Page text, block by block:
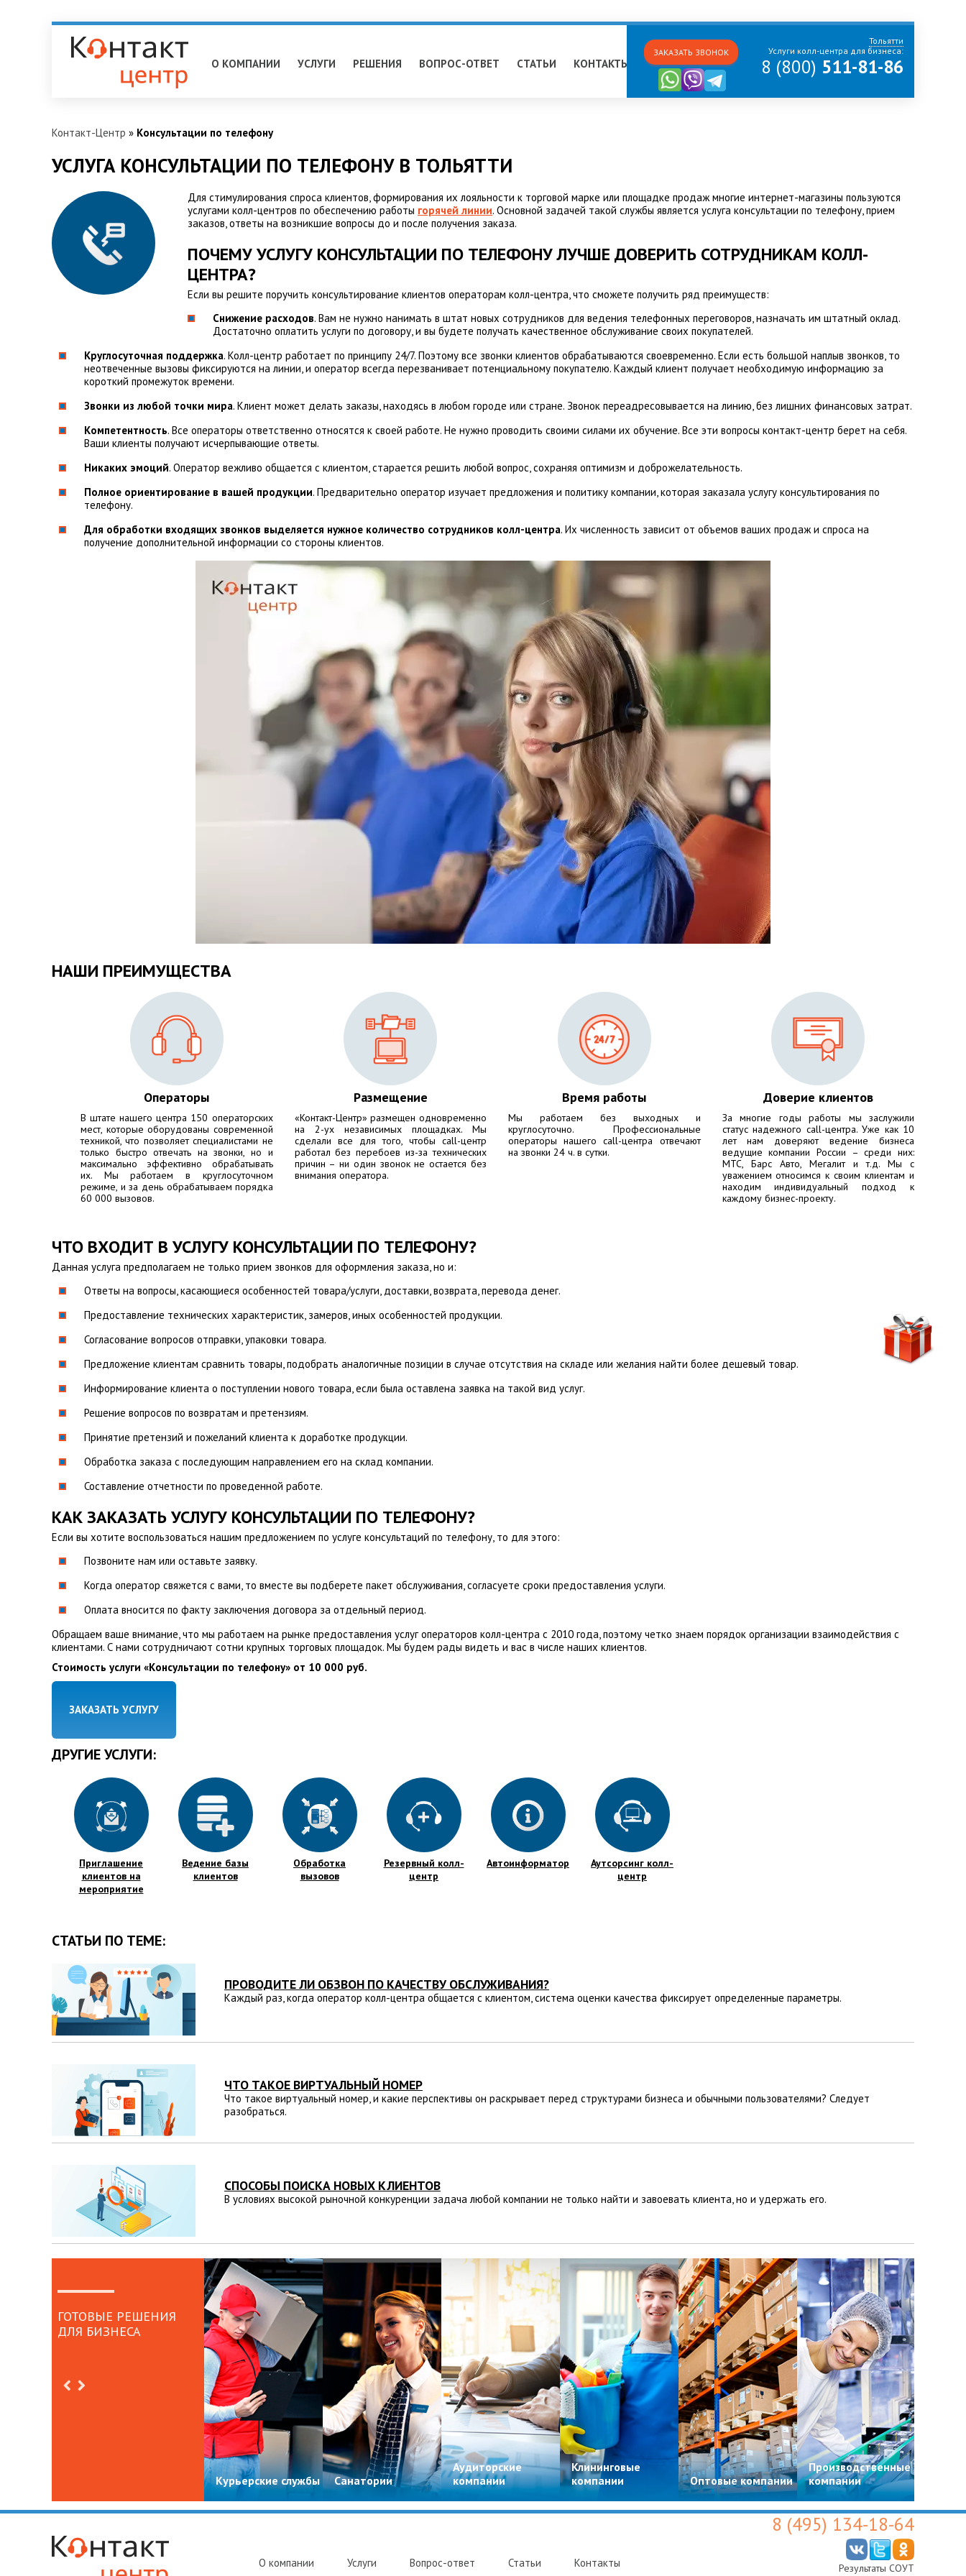
О КОМПАНИИ УСЛУГИ РЕШЕНИЯ ВОПРОС-ОТВЕТ СТАТЬИ КОНТАКТЫ
ЗАКАЗАТЬ ЗВОНОК
Тольятти
Услуги колл-центра для бизнеса:
8 (800) 511-81-86
Контакт-Центр » Консультации по телефону
УСЛУГА КОНСУЛЬТАЦИИ ПО ТЕЛЕФОНУ В ТОЛЬЯТТИ
Для стимулирования спроса клиентов, формирования их лояльности к торговой марке или площадке продаж многие интернет-магазины пользуются
услугами колл-центров по обеспечению работы горячей линии. Основной задачей такой службы является услуга консультации по телефону, прием
заказов, ответы на возникшие вопросы до и после получения заказа.
ПОЧЕМУ УСЛУГУ КОНСУЛЬТАЦИИ ПО ТЕЛЕФОНУ ЛУЧШЕ ДОВЕРИТЬ СОТРУДНИКАМ КОЛЛ-
ЦЕНТРА?
Если вы решите поручить консультирование клиентов операторам колл-центра, что сможете получить ряд преимуществ:
Снижение расходов. Вам не нужно нанимать в штат новых сотрудников для ведения телефонных переговоров, назначать им штатный оклад.
Достаточно оплатить услуги по договору, и вы будете получать качественное обслуживание своих покупателей.
Круглосуточная поддержка. Колл-центр работает по принципу 24/7. Поэтому все звонки клиентов обрабатываются своевременно. Если есть большой наплыв звонков, то
неотвеченные вызовы фиксируются на линии, и оператор всегда перезванивает потенциальному покупателю. Каждый клиент получает необходимую информацию за
короткий промежуток времени.
Звонки из любой точки мира. Клиент может делать заказы, находясь в любом городе или стране. Звонок переадресовывается на линию, без лишних финансовых затрат.
Компетентность. Все операторы ответственно относятся к своей работе. Не нужно проводить своими силами их обучение. Все эти вопросы контакт-центр берет на себя.
Ваши клиенты получают исчерпывающие ответы.
Никаких эмоций. Оператор вежливо общается с клиентом, старается решить любой вопрос, сохраняя оптимизм и доброжелательность.
Полное ориентирование в вашей продукции. Предварительно оператор изучает предложения и политику компании, которая заказала услугу консультирования по
телефону.
Для обработки входящих звонков выделяется нужное количество сотрудников колл-центра. Их численность зависит от объемов ваших продаж и спроса на
получение дополнительной информации со стороны клиентов.
НАШИ ПРЕИМУЩЕСТВА
Операторы
В штате нашего центра 150 операторских
мест, которые оборудованы современной
техникой, что позволяет специалистами не
только быстро отвечать на звонки, но и
максимально эффективно обрабатывать
их. Мы работаем в круглосуточном
режиме, и за день обрабатываем порядка
60 000 вызовов.
Размещение
«Контакт-Центр» размещен одновременно
на 2-ух независимых площадках. Мы
сделали все для того, чтобы call-центр
работал без перебоев из-за технических
причин – ни один звонок не остается без
внимания оператора.
Время работы
Мы работаем без выходных и
круглосуточно. Профессиональные
операторы нашего call-центра отвечают
на звонки 24 ч. в сутки.
Доверие клиентов
За многие годы работы мы заслужили
статус надежного call-центра. Уже как 10
лет нам доверяют ведение бизнеса
ведущие компании России – среди них:
МТС, Барс Авто, Мегалити т.д. Мы с
уважением относимся к своим клиентам и
находим индивидуальный подход к
каждому бизнес-проекту.
ЧТО ВХОДИТ В УСЛУГУ КОНСУЛЬТАЦИИ ПО ТЕЛЕФОНУ?
Данная услуга предполагаем не только прием звонков для оформления заказа, но и:
Ответы на вопросы, касающиеся особенностей товара/услуги, доставки, возврата, перевода денег.
Предоставление технических характеристик, замеров, иных особенностей продукции.
Согласование вопросов отправки, упаковки товара.
Предложение клиентам сравнить товары, подобрать аналогичные позиции в случае отсутствия на складе или желания найти более дешевый товар.
Информирование клиента о поступлении нового товара, если была оставлена заявка на такой вид услуг.
Решение вопросов по возвратам и претензиям.
Принятие претензий и пожеланий клиента к доработке продукции.
Обработка заказа с последующим направлением его на склад компании.
Составление отчетности по проведенной работе.
КАК ЗАКАЗАТЬ УСЛУГУ КОНСУЛЬТАЦИИ ПО ТЕЛЕФОНУ?
Если вы хотите воспользоваться нашим предложением по услуге консультаций по телефону, то для этого:
Позвоните нам или оставьте заявку.
Когда оператор свяжется с вами, то вместе вы подберете пакет обслуживания, согласуете сроки предоставления услуги.
Оплата вносится по факту заключения договора за отдельный период.
Обращаем ваше внимание, что мы работаем на рынке предоставления услуг операторов колл-центра с 2010 года, поэтому четко знаем порядок организации взаимодействия с
клиентами. С нами сотрудничают сотни крупных торговых площадок. Мы будем рады видеть и вас в числе наших клиентов.
Стоимость услуги «Консультации по телефону» от 10 000 руб.
ЗАКАЗАТЬ УСЛУГУ
ДРУГИЕ УСЛУГИ:
Приглашение
клиентов на
мероприятие
Ведение базы
клиентов
Обработка
вызовов
Резервный колл-
центр
Автоинформатор
Аутсорсинг колл-
центр
СТАТЬИ ПО ТЕМЕ:
ПРОВОДИТЕ ЛИ ОБЗВОН ПО КАЧЕСТВУ ОБСЛУЖИВАНИЯ?
Каждый раз, когда оператор колл-центра общается с клиентом, система оценки качества фиксирует определенные параметры.
ЧТО ТАКОЕ ВИРТУАЛЬНЫЙ НОМЕР
Что такое виртуальный номер, и какие перспективы он раскрывает перед структурами бизнеса и обычными пользователями? Следует
разобраться.
СПОСОБЫ ПОИСКА НОВЫХ КЛИЕНТОВ
В условиях высокой рыночной конкуренции задача любой компании не только найти и завоевать клиента, но и удержать его.
ГОТОВЫЕ РЕШЕНИЯ
ДЛЯ БИЗНЕСА
Курьерские службы Санатории
Аудиторские
компании
Клининговые
компании
Оптовые компании
Производственные
компании
О компании Услуги Вопрос-ответ Статьи Контакты
8 (495) 134-18-64
Результаты СОУТ